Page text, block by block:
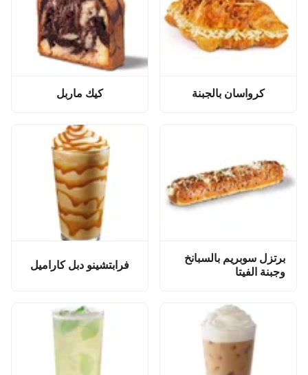
كرواسان بالجبنة كيك ماربل
برتزل سوبريم بالسبانخ
وجبنة الفيتا
فرابتشينو دبل كاراميل